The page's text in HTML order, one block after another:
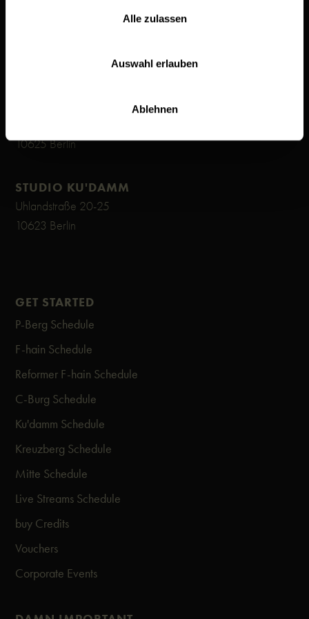
Alle zulassen
Auswahl erlauben
Ablehnen
STUDIO MITTE FLOOR
GET STARTED
P-Berg Schedule
F-hain Schedule
Reformer F-hain Schedule
C-Burg Schedule
Ku'damm Schedule
Kreuzberg Schedule
Mitte Schedule
Live Streams Schedule
buy Credits
Vouchers
Corporate Events
10625 Berlin
STUDIO KU'DAMM
Uhlandstraße 20-25
10623 Berlin